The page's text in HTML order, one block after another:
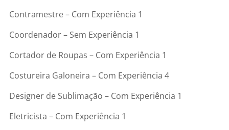
Contramestre – Com Experiência 1
Coordenador – Sem Experiência 1
Cortador de Roupas – Com Experiência 1
Costureira Galoneira – Com Experiência 4
Designer de Sublimação – Com Experiência 1
Eletricista – Com Experiência 1